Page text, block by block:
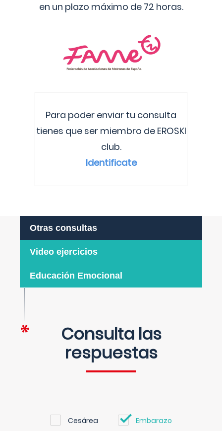
en un plazo máximo de 72 horas.
Para poder enviar tu consulta
tienes que ser miembro de EROSKI
club.
Identificate
Otras consultas
Video ejercicios
Educación Emocional
Consulta las
respuestas
Cesárea Embarazo